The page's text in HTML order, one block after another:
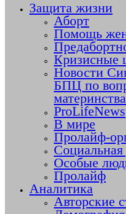
Защита жизни
Аборт
Помощь
Кризисные
Новости
БПЦ по
ProLifeNews
В мире
Пролайф-
Особые
Пролайф
Аналитика
Авторские